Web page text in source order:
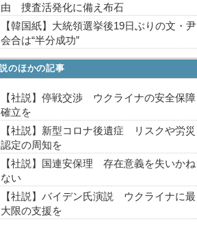
由 捜査活発化に備え布石
【韓国紙】大統領選挙後19日ぶりの文・尹
会合は“半分成功”
のほかの記事
【社説】停戦交渉 ウクライナの安全保障
確立を
【社説】新型コロナ後遺症 リスクや労災
認定の周知を
【社説】国連安保理 存在意義を失いかね
ない
【社説】バイデン氏演説 ウクライナに最
大限の支援を